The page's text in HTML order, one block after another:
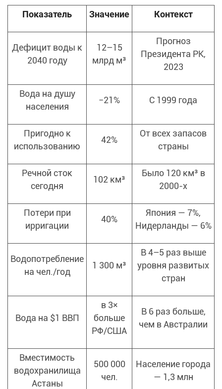
Показатель Значение Контекст
Дефицит воды к
2040 году
12–15
млрд м³
Прогноз
Президента РК,
2023
Вода на душу
населения
−21% С 1999 года
Пригодно к
использованию
42%
От всех запасов
страны
Речной сток
сегодня
102 км³
Было 120 км³ в
2000-х
Потери при
ирригации
40%
Япония — 7%,
Нидерланды — 6%
Водопотребление
на чел./год
1 300 м³
В 4–5 раз выше
уровня развитых
стран
Вода на $1 ВВП
в 3×
больше
РФ/США
В 6 раз больше,
чем в Австралии
Вместимость
водохранилища
Астаны
500 000
чел.
Население города
— 1,3 млн